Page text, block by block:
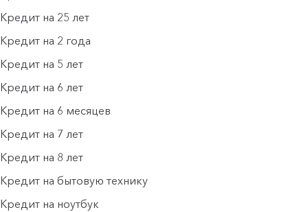
Кредит на 25 лет
Кредит на 2 года
Кредит на 5 лет
Кредит на 6 лет
Кредит на 6 месяцев
Кредит на 7 лет
Кредит на 8 лет
Кредит на бытовую технику
Кредит на ноутбук